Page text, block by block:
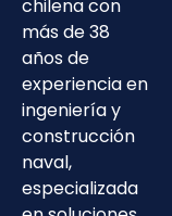
chilena con
más de 38
años de
experiencia en
ingeniería y
construcción
naval,
especializada